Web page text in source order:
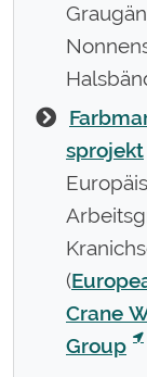
sprojekt
(
Crane
Group